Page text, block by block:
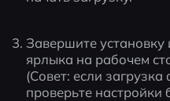
Завершите установку
ярлыка на рабочем
(Совет: если
проверьте настройки